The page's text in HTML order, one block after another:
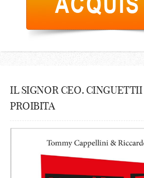
IL SIGNOR CEO.
PROIBITA